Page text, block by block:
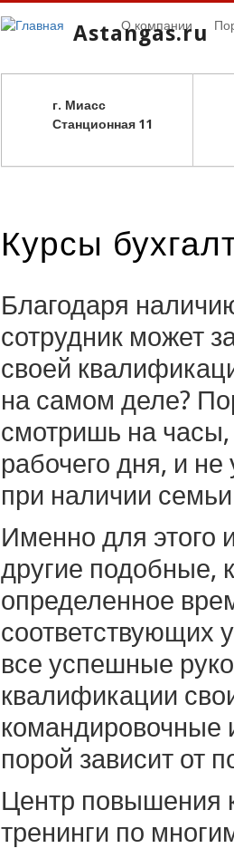
Astangas.ru
г. Миасс
Станционная 11
О компании
Курсы
Благодаря
сотрудник может
своей
на самом деле?
смотришь на
рабочего дня, и
при наличии
Именно для этого
другие подобные,
определенное
соответствующих
все успешные
квалификации
командировочные
порой зависит от
Центр повышения
тренинги по